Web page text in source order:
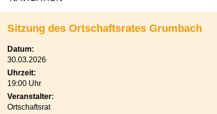
Sitzung des Ortschaftsrates Grumbach
Datum:
30.03.2026
Uhrzeit:
19:00 Uhr
Veranstalter:
Ortschaftsrat